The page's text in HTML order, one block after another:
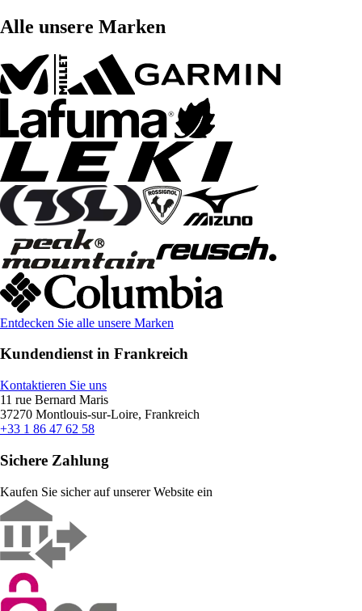
Alle unsere Marken
Entdecken Sie alle unsere Marken
Kundendienst in Frankreich
Kontaktieren Sie uns
11 rue Bernard Maris
37270 Montlouis-sur-Loire, Frankreich
+33 1 86 47 62 58
Sichere Zahlung
Kaufen Sie sicher auf unserer Website ein